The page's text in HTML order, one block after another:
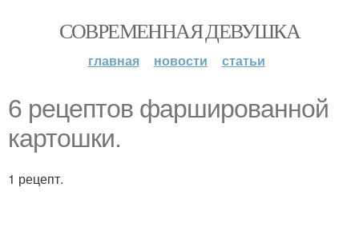
СОВРЕМЕННАЯ ДЕВУШКА
главная новости статьи
6 рецептов фаршированной
картошки.
1 рецепт.